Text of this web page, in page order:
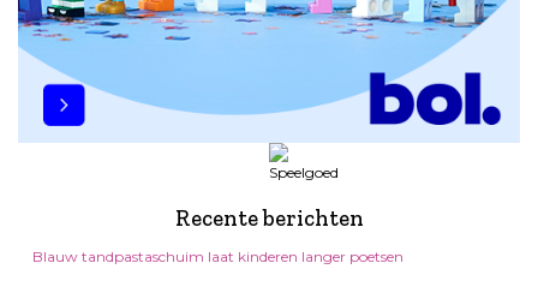
Recente berichten
Blauw tandpastaschuim laat kinderen langer poetsen